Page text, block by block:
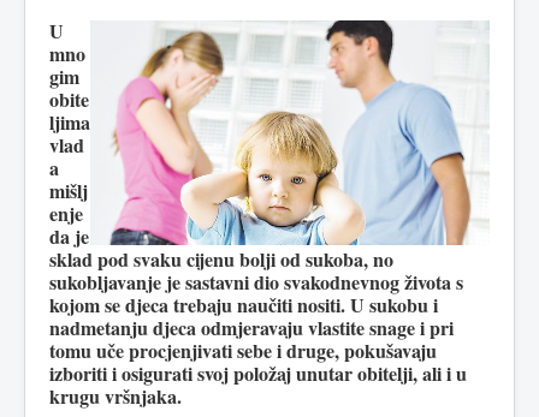
U
mno
gim
obite
ljima
vlad
a
mišlj
enje
da je
sklad pod svaku cijenu bolji od sukoba, no
sukobljavanje je sastavni dio svakodnevnog života s
kojom se djeca trebaju naučiti nositi. U sukobu i
nadmetanju djeca odmjeravaju vlastite snage i pri
tomu uče procjenjivati sebe i druge, pokušavaju
izboriti i osigurati svoj položaj unutar obitelji, ali i u
krugu vršnjaka.